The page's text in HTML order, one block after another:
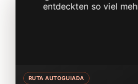
RUTA AUTOGUIADA